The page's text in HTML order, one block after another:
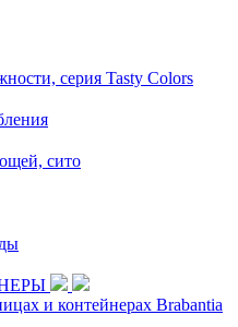
серия Tasty Colors
сито
и контейнерах Brabantia